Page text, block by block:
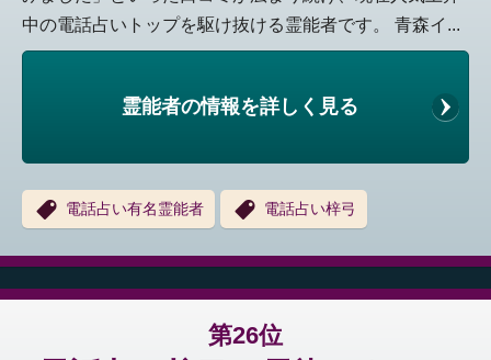
中の電話占いトップを駆け抜ける霊能者です。 青森イ...
霊能者の情報を詳しく見る
電話占い有名霊能者 電話占い梓弓
第26位